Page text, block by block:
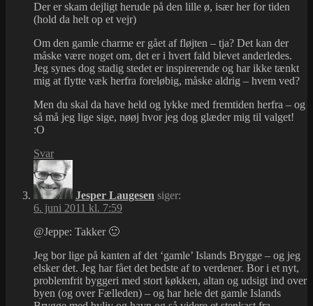
Der er skam dejligt herude på den lille ø, især her for tiden
(hold da helt op et vejr)
Om den gamle charme er gået af fløjten – tja? Det kan der
måske være noget om, det er i hvert fald blevet anderledes.
Jeg synes dog stadig stedet er inspirerende og har ikke tænkt
mig at flytte væk herfra foreløbig, måske aldrig – hvem ved?
Men du skal da have held og lykke med fremtiden herfra – og
så må jeg lige sige, nøøj hvor jeg dog glæder mig til valget!
:O
Svar
Jesper Laugesen siger:
6. juni 2011 kl. 7:59
@Jeppe: Takker 🙂
Jeg bor lige på kanten af det ‘gamle’ Islands Brygge – og jeg
elsker det. Jeg har fået det bedste af to verdener. Bor i et nyt,
problemfrit byggeri med stort køkken, altan og udsigt ind over
byen (og over Fælleden) – og har hele det gamle Islands